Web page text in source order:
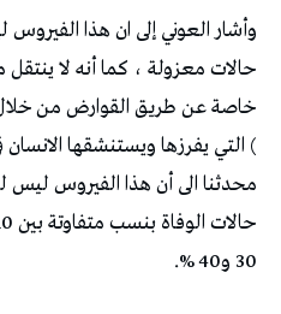
وأشار العوني إلى ان هذا
حالات معزولة ، كما أنه لا
خاصة عن طريق القوارض من خلال
) التي يفرزها ويستنشقها الانسان
محدثنا الى أن هذا الفيروس ليس
30 و40 %.